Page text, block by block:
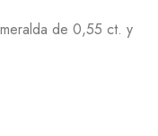
de 0,55 ct. y